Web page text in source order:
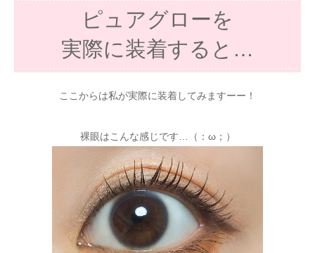
ピュアグローを
実際に装着すると…
ここからは私が実際に装着してみますーー！
裸眼はこんな感じです…（：ω；）